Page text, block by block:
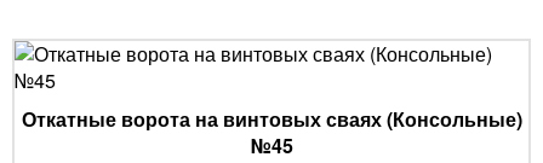
Откатные ворота на винтовых сваях (Консольные)
№45